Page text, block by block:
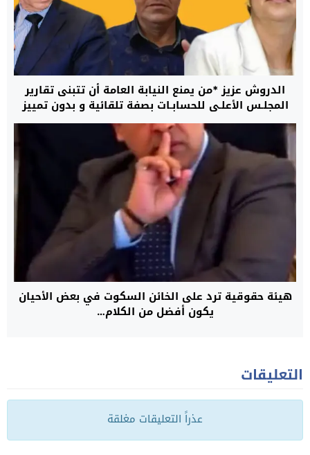
الدروش عزيز *من يمنع النيابة العامة أن تتبنى تقارير
المجلـس الأعلـى للحسابـات بصفة تلقائية و بدون تمييز
؟؟؟
هيئة حقوقية ترد على الخائن السكوت في بعض الأحيان
يكون أفضل من الكلام…
التعليقات
عذراً التعليقات مغلقة